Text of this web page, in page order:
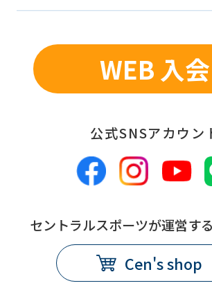
original
We
ask
you
using
the
service.
WEB 入会
公式SNSアカウン
セントラルスポーツが運営す
Cen's shop